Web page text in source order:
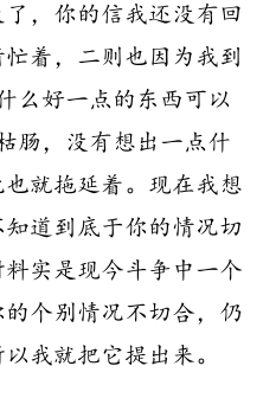
，你的信我还没有回
着，二则也因为我到
么好一点的东西可以
肠，没有想出一点什
就拖延着。现在我想
道到底于你的情况切
实是现今斗争中一个
个别情况不切合，仍
我就把它提出来。